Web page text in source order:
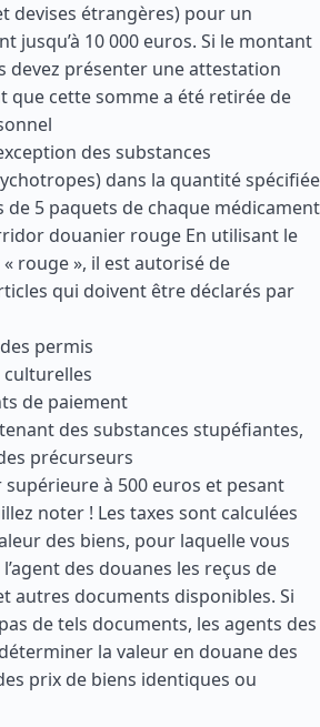
devises étrangères) pour un
jusqu’à 10 000 euros. Si le montant
devez présenter une attestation
que cette somme a été retirée de
des substances
dans la quantité spécifiée
de 5 paquets de chaque médicament
douanier rouge En utilisant le
rouge », il est autorisé de
qui doivent être déclarés par
permis
culturelles
de paiement
des substances stupéfiantes,
précurseurs
supérieure à 500 euros et pesant
noter ! Les taxes sont calculées
des biens, pour laquelle vous
des douanes les reçus de
autres documents disponibles. Si
de tels documents, les agents des
la valeur en douane des
prix de biens identiques ou